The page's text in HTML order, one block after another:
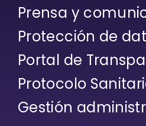
Prensa y
Protección de
Portal de
Protocolo
Gestión